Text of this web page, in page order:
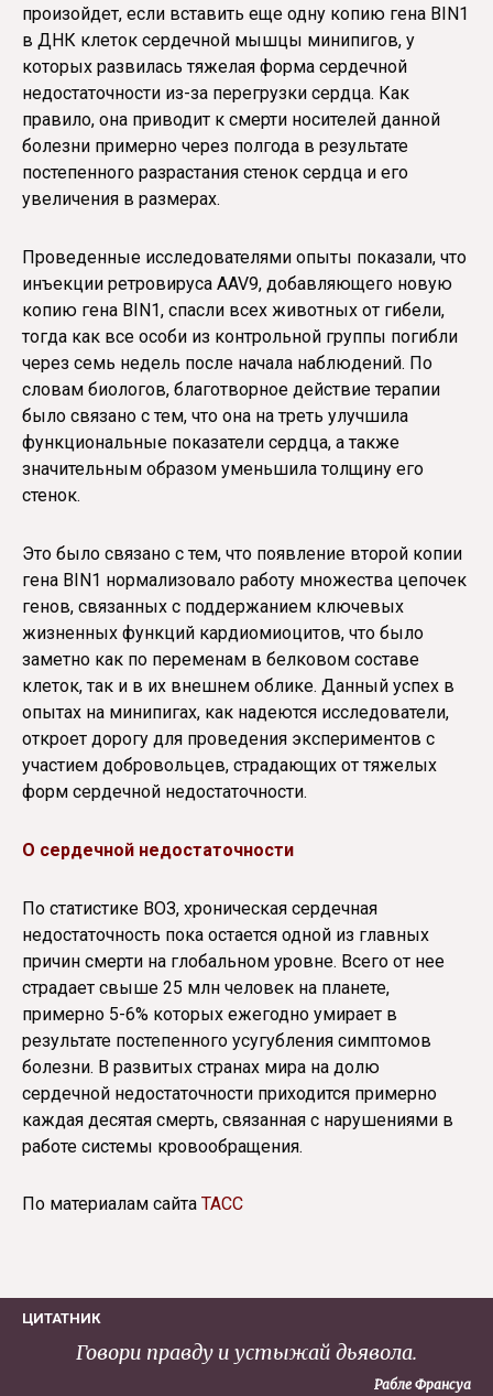
произойдет, если вставить еще одну копию гена BIN1
в ДНК клеток сердечной мышцы минипигов, у
которых развилась тяжелая форма сердечной
недостаточности из-за перегрузки сердца. Как
правило, она приводит к смерти носителей данной
болезни примерно через полгода в результате
постепенного разрастания стенок сердца и его
увеличения в размерах.
Проведенные исследователями опыты показали, что
инъекции ретровируса AAV9, добавляющего новую
копию гена BIN1, спасли всех животных от гибели,
тогда как все особи из контрольной группы погибли
через семь недель после начала наблюдений. По
словам биологов, благотворное действие терапии
было связано с тем, что она на треть улучшила
функциональные показатели сердца, а также
значительным образом уменьшила толщину его
стенок.
Это было связано с тем, что появление второй копии
гена BIN1 нормализовало работу множества цепочек
генов, связанных с поддержанием ключевых
жизненных функций кардиомиоцитов, что было
заметно как по переменам в белковом составе
клеток, так и в их внешнем облике. Данный успех в
опытах на минипигах, как надеются исследователи,
откроет дорогу для проведения экспериментов с
участием добровольцев, страдающих от тяжелых
форм сердечной недостаточности.
О сердечной недостаточности
По статистике ВОЗ, хроническая сердечная
недостаточность пока остается одной из главных
причин смерти на глобальном уровне. Всего от нее
страдает свыше 25 млн человек на планете,
примерно 5-6% которых ежегодно умирает в
результате постепенного усугубления симптомов
болезни. В развитых странах мира на долю
сердечной недостаточности приходится примерно
каждая десятая смерть, связанная с нарушениями в
работе системы кровообращения.
По материалам сайта ТАСС
ЦИТАТНИК
Говори правду и устыжай дьявола.
Рабле Франсуа